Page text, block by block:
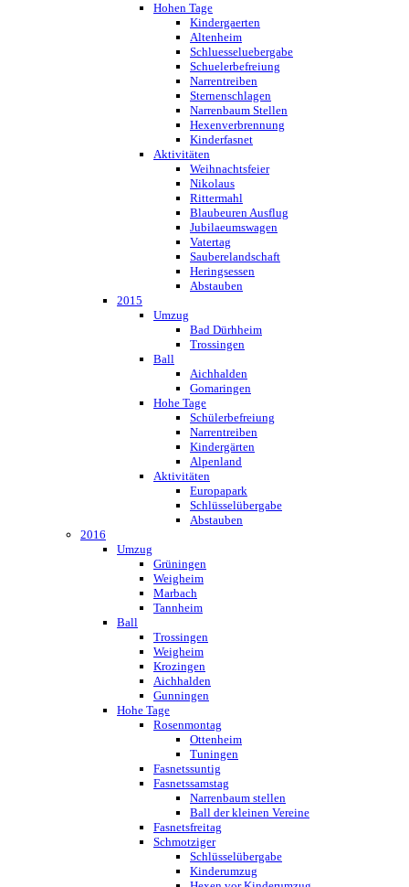
Hohen Tage
Kindergaerten
Altenheim
Schluesseluebergabe
Schuelerbefreiung
Narrentreiben
Sternenschlagen
Narrenbaum Stellen
Hexenverbrennung
Kinderfasnet
Aktivitäten
Weihnachtsfeier
Nikolaus
Rittermahl
Blaubeuren Ausflug
Jubilaeumswagen
Vatertag
Sauberelandschaft
Heringsessen
Abstauben
2015
Umzug
Bad Dürhheim
Trossingen
Ball
Aichhalden
Gomaringen
Hohe Tage
Schülerbefreiung
Narrentreiben
Kindergärten
Alpenland
Aktivitäten
Europapark
Schlüsselübergabe
Abstauben
2016
Umzug
Grüningen
Weigheim
Marbach
Tannheim
Ball
Trossingen
Weigheim
Krozingen
Aichhalden
Gunningen
Hohe Tage
Rosenmontag
Ottenheim
Tuningen
Fasnetssuntig
Fasnetssamstag
Narrenbaum stellen
Ball der kleinen Vereine
Fasnetsfreitag
Schmotziger
Schlüsselübergabe
Kinderumzug